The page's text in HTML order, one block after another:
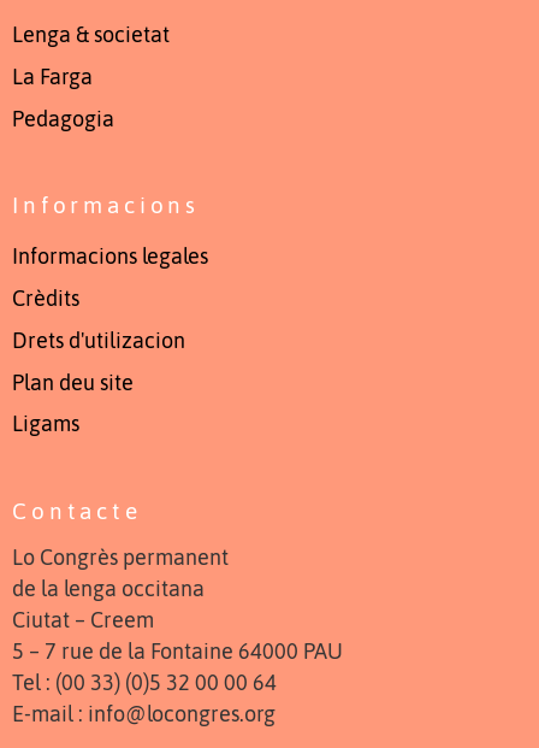
Lenga & societat
La Farga
Pedagogia
Informacions
Informacions legales
Crèdits
Drets d'utilizacion
Plan deu site
Ligams
Contacte
Lo Congrès permanent
de la lenga occitana
Ciutat – Creem
5 – 7 rue de la Fontaine 64000 PAU
Tel : (00 33) (0)5 32 00 00 64
E-mail : info@locongres.org